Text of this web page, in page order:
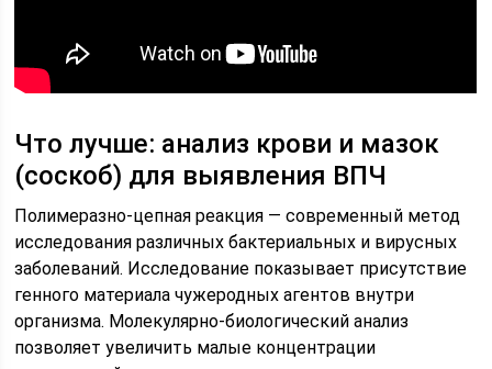
Что лучше: анализ крови и мазок
(соскоб) для выявления ВПЧ
Полимеразно-цепная реакция — современный метод
исследования различных бактериальных и вирусных
заболеваний. Исследование показывает присутствие
генного материала чужеродных агентов внутри
организма. Молекулярно-биологический анализ
позволяет увеличить малые концентрации